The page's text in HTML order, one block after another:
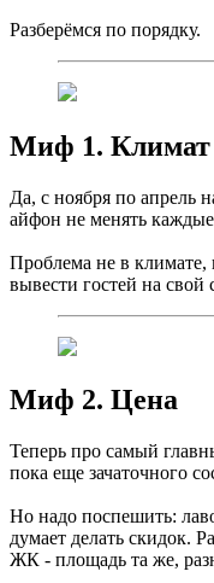
Разберёмся по порядку.
Миф 1. Климат
Да, с ноября по апрель
айфон не менять
Проблема не в климате,
вывести гостей на
Миф 2. Цена
Теперь про самый
пока еще зачаточного
Но надо поспешить:
думает делать скидок.
ЖК - площадь та же,